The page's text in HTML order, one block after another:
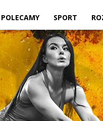
POLECAMY SPORT